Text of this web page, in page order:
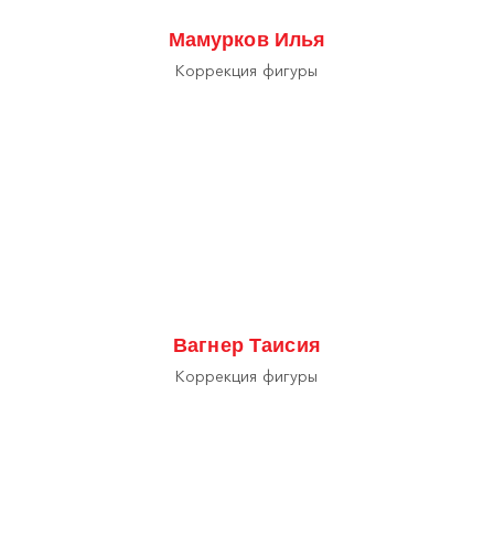
Мамурков Илья
Коррекция фигуры
Вагнер Таисия
Коррекция фигуры